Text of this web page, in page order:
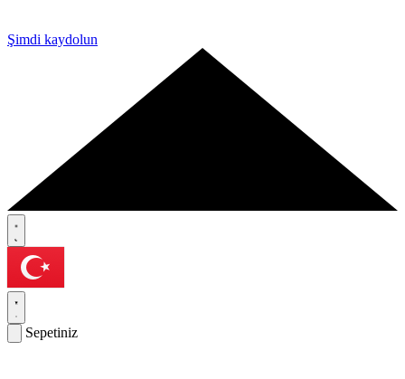
Şimdi kaydolun
Sepetiniz